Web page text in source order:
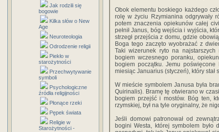
Jak rodzili się
bogowie
Kilka słów o New
Age
Neuroteologia
Odrodzenie religii
Piekło w
starożytności
Przechwytywanie
symboli
Psychologiczne
źródła religijności
Płonące rzeki
Pępek świata
Religie w
Starożytności -
Obok elementu boskiego każdego
rolę w życiu Rzymianina odgrywały
potem znaczenia opiekunów całej
pełnił Janus, bóg wejścia i wyjścia,
strzegł przejścia z domu, gdzie
Boga tego zaczęto wyobrażać z
Taki wizerunek ryto na
bogiem wczesnego poranku,
bogiem początku. Jemu
miesiąc Januarius (styczeń), który
W mieście symbolem Janusa była
Quirinalis). Bramę tę otwierano w
bogiem przejść i mostów. Bóg ten,
rzymskiej, był na tyle oryginalny, że
Jeśli domowi patronował od
bogini Westa, której symbolem było